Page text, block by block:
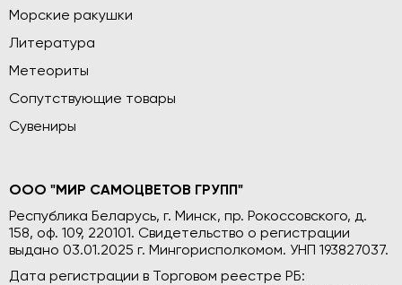
Морские ракушки
Литература
Метеориты
Сопутствующие товары
Сувениры
ООО "МИР САМОЦВЕТОВ ГРУПП"
Республика Беларусь, г. Минск, пр. Рокоссовского, д.
158, оф. 109, 220101. Свидетельство о регистрации
выдано 03.01.2025 г. Мингорисполкомом. УНП 193827037.
Дата регистрации в Торговом реестре РБ: